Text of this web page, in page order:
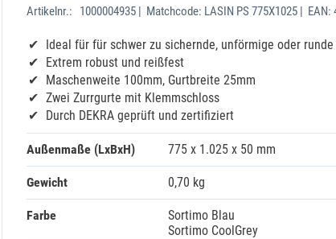
Artikelnr.: 1000004935 | Matchcode: LASIN PS 775X1025 | EAN:
Ideal für für schwer zu sichernde, unförmige oder
Extrem robust und reißfest
Maschenweite 100mm, Gurtbreite 25mm
Zwei Zurrgurte mit Klemmschloss
Durch DEKRA geprüft und zertifiziert
Außenmaße (LxBxH) 775 x 1.025 x 50 mm
Gewicht 0,70 kg
Farbe
Sortimo Blau
Sortimo CoolGrey